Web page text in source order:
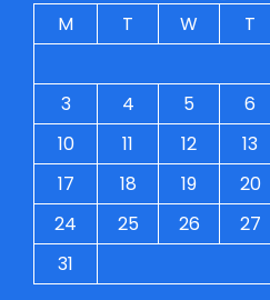
M
T W T
3
4 5 6
10
11 12 13
17
18 19 20
24
25 26 27
31